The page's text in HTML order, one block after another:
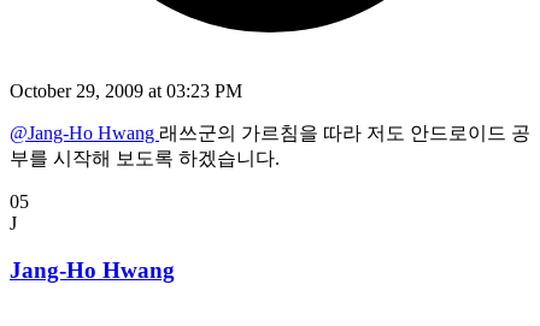
October 29, 2009 at 03:23 PM
@Jang-Ho Hwang 래쓰군의 가르침을 따라 저도 안드로이드 공
부를 시작해 보도록 하겠습니다.
05
J
Jang-Ho Hwang